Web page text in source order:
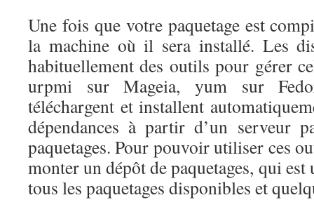
Une fois que votre paquetage est
la machine où il sera installé. Les
habituellement des outils pour gérer
urpmi sur Mageia, yum sur
téléchargent et installent
dépendances à partir d’un serveur
paquetages. Pour pouvoir utiliser ces
monter un dépôt de paquetages, qui
tous les paquetages disponibles et